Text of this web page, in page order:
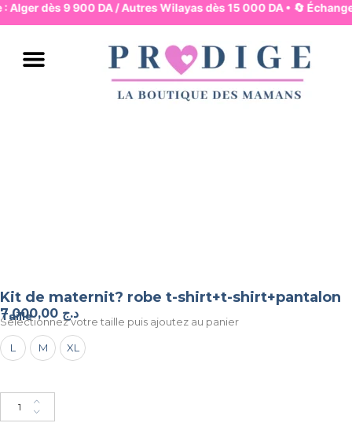
Alger dès 9 900 DA / Autres Wilayas dès 15 000 DA • 🔄
Kit de maternit? robe t-shirt+t-shirt+pantalon
د.ج
Selectionnez votre taille puis ajoutez au panier
Taille
L M XL